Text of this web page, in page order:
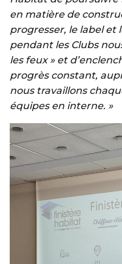
en matière de
progresser, le label et
pendant les Clubs
les feux » et
progrès constant,
nous travaillons
équipes en interne. »